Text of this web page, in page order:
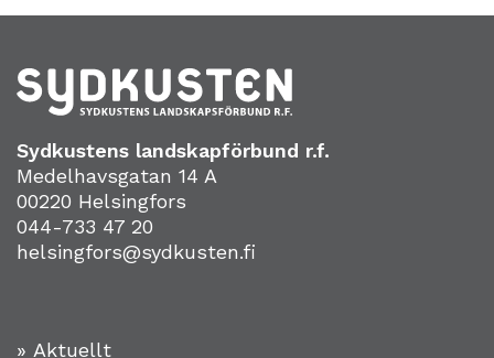
Sydkustens landskapförbund r.f.
Medelhavsgatan 14 A
00220 Helsingfors
044-733 47 20
helsingfors@sydkusten.fi
» Aktuellt